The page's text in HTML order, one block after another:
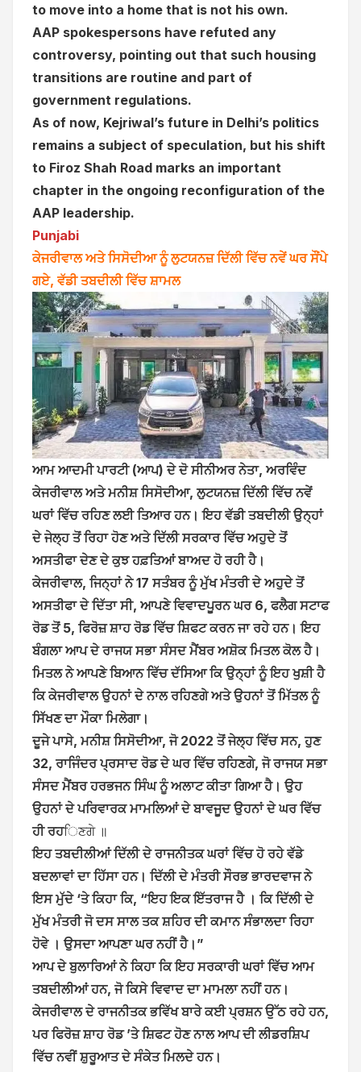
to move into a home that is not his own.
AAP spokespersons have refuted any
controversy, pointing out that such housing
transitions are routine and part of
government regulations.
As of now, Kejriwal’s future in Delhi’s politics
remains a subject of speculation, but his shift
to Firoz Shah Road marks an important
chapter in the ongoing reconfiguration of the
AAP leadership.
Punjabi
ਕੇਜਰੀਵਾਲ ਅਤੇ ਸਿਸੋਦੀਆ ਨੂੰ ਲੁਟਯਨਜ਼ ਦਿੱਲੀ ਵਿੱਚ ਨਵੇਂ ਘਰ ਸੌਂਪੇ
ਗਏ, ਵੱਡੀ ਤਬਦੀਲੀ ਵਿੱਚ ਸ਼ਾਮਲ
ਆਮ ਆਦਮੀ ਪਾਰਟੀ (ਆਪ) ਦੇ ਦੋ ਸੀਨੀਅਰ ਨੇਤਾ, ਅਰਵਿੰਦ
ਕੇਜਰੀਵਾਲ ਅਤੇ ਮਨੀਸ਼ ਸਿਸੋਦੀਆ, ਲੁਟਯਨਜ਼ ਦਿੱਲੀ ਵਿੱਚ ਨਵੇਂ
ਘਰਾਂ ਵਿੱਚ ਰਹਿਣ ਲਈ ਤਿਆਰ ਹਨ। ਇਹ ਵੱਡੀ ਤਬਦੀਲੀ ਉਨ੍ਹਾਂ
ਦੇ ਜੇਲ੍ਹ ਤੋਂ ਰਿਹਾ ਹੋਣ ਅਤੇ ਦਿੱਲੀ ਸਰਕਾਰ ਵਿੱਚ ਅਹੁਦੇ ਤੋਂ
ਅਸਤੀਫਾ ਦੇਣ ਦੇ ਕੁਝ ਹਫ਼ਤਿਆਂ ਬਾਅਦ ਹੋ ਰਹੀ ਹੈ।
ਕੇਜਰੀਵਾਲ, ਜਿਨ੍ਹਾਂ ਨੇ 17 ਸਤੰਬਰ ਨੂੰ ਮੁੱਖ ਮੰਤਰੀ ਦੇ ਅਹੁਦੇ ਤੋਂ
ਅਸਤੀਫਾ ਦੇ ਦਿੱਤਾ ਸੀ, ਆਪਣੇ ਵਿਵਾਦਪੂਰਨ ਘਰ 6, ਫਲੈਗ ਸਟਾਫ
ਰੋਡ ਤੋਂ 5, ਫਿਰੋਜ਼ ਸ਼ਾਹ ਰੋਡ ਵਿੱਚ ਸ਼ਿਫਟ ਕਰਨ ਜਾ ਰਹੇ ਹਨ। ਇਹ
ਬੰਗਲਾ ਆਪ ਦੇ ਰਾਜਯ ਸਭਾ ਸੰਸਦ ਮੈਂਬਰ ਅਸ਼ੋਕ ਮਿਤਲ ਕੋਲ ਹੈ।
ਮਿਤਲ ਨੇ ਆਪਣੇ ਬਿਆਨ ਵਿੱਚ ਦੱਸਿਆ ਕਿ ਉਨ੍ਹਾਂ ਨੂੰ ਇਹ ਖੁਸ਼ੀ ਹੈ
ਕਿ ਕੇਜਰੀਵਾਲ ਉਹਨਾਂ ਦੇ ਨਾਲ ਰਹਿਣਗੇ ਅਤੇ ਉਹਨਾਂ ਤੋਂ ਮਿੱਤਲ ਨੂੰ
ਸਿੱਖਣ ਦਾ ਮੌਕਾ ਮਿਲੇਗਾ।
ਦੂਜੇ ਪਾਸੇ, ਮਨੀਸ਼ ਸਿਸੋਦੀਆ, ਜੋ 2022 ਤੋਂ ਜੇਲ੍ਹ ਵਿੱਚ ਸਨ, ਹੁਣ
32, ਰਾਜਿੰਦਰ ਪ੍ਰਸਾਦ ਰੋਡ ਦੇ ਘਰ ਵਿੱਚ ਰਹਿਣਗੇ, ਜੋ ਰਾਜਯ ਸਭਾ
ਸੰਸਦ ਮੈਂਬਰ ਹਰਭਜਨ ਸਿੰਘ ਨੂੰ ਅਲਾਟ ਕੀਤਾ ਗਿਆ ਹੈ। ਉਹ
ਉਹਨਾਂ ਦੇ ਪਰਿਵਾਰਕ ਮਾਮਲਿਆਂ ਦੇ ਬਾਵਜੂਦ ਉਹਨਾਂ ਦੇ ਘਰ ਵਿੱਚ
ਹੀ ਰਹਿਣਗੇ ॥
ਇਹ ਤਬਦੀਲੀਆਂ ਦਿੱਲੀ ਦੇ ਰਾਜਨੀਤਕ ਘਰਾਂ ਵਿੱਚ ਹੋ ਰਹੇ ਵੱਡੇ
ਬਦਲਾਵਾਂ ਦਾ ਹਿੱਸਾ ਹਨ। ਦਿੱਲੀ ਦੇ ਮੰਤਰੀ ਸੌਰਭ ਭਾਰਦਵਾਜ ਨੇ
ਇਸ ਮੁੱਦੇ ‘ਤੇ ਕਿਹਾ ਕਿ, “ਇਹ ਇਕ ਇੱਤਰਾਜ ਹੈ । ਕਿ ਦਿੱਲੀ ਦੇ
ਮੁੱਖ ਮੰਤਰੀ ਜੋ ਦਸ ਸਾਲ ਤਕ ਸ਼ਹਿਰ ਦੀ ਕਮਾਨ ਸੰਭਾਲਦਾ ਰਿਹਾ
ਹੋਵੇ । ਉਸਦਾ ਆਪਣਾ ਘਰ ਨਹੀਂ ਹੈ।”
ਆਪ ਦੇ ਬੁਲਾਰਿਆਂ ਨੇ ਕਿਹਾ ਕਿ ਇਹ ਸਰਕਾਰੀ ਘਰਾਂ ਵਿੱਚ ਆਮ
ਤਬਦੀਲੀਆਂ ਹਨ, ਜੋ ਕਿਸੇ ਵਿਵਾਦ ਦਾ ਮਾਮਲਾ ਨਹੀਂ ਹਨ।
ਕੇਜਰੀਵਾਲ ਦੇ ਰਾਜਨੀਤਕ ਭਵਿੱਖ ਬਾਰੇ ਕਈ ਪ੍ਰਸ਼ਨ ਉੱਠ ਰਹੇ ਹਨ,
ਪਰ ਫਿਰੋਜ਼ ਸ਼ਾਹ ਰੋਡ ’ਤੇ ਸ਼ਿਫਟ ਹੋਣ ਨਾਲ ਆਪ ਦੀ ਲੀਡਰਸ਼ਿਪ
ਵਿੱਚ ਨਵੀਂ ਸ਼ੁਰੂਆਤ ਦੇ ਸੰਕੇਤ ਮਿਲਦੇ ਹਨ।